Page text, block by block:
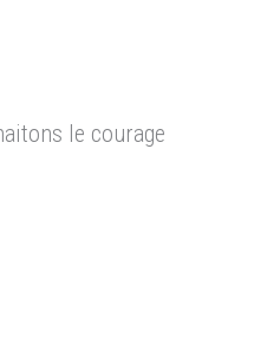
le courage